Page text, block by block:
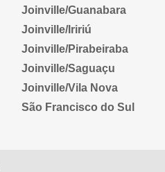
Joinville/Guanabara
Joinville/Iririú
Joinville/Pirabeiraba
Joinville/Saguaçu
Joinville/Vila Nova
São Francisco do Sul